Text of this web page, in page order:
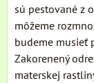
sú pestované z
môžeme
budeme musieť
Zakorenený
materskej